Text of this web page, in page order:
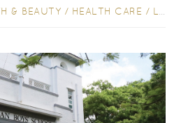
& BEAUTY / HEALTH CARE / LIFESTYLE